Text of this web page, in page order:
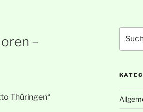
–
Thüringen“
nach: